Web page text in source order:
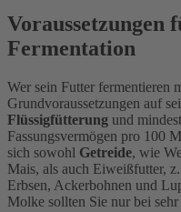
Voraussetzungen
Fermentation
Wer sein Futter fermentieren
Grundvoraussetzungen auf
Flüssigfütterung und
Fassungsvermögen pro 100
sich sowohl Getreide, wie
Mais, als auch Eiweißfutter,
Erbsen, Ackerbohnen und
Molke sollten Sie nur bei